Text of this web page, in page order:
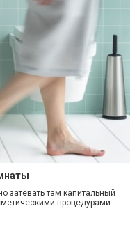
затевать там капитальный
процедурами.